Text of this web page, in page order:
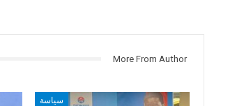
More From Author
سياسة